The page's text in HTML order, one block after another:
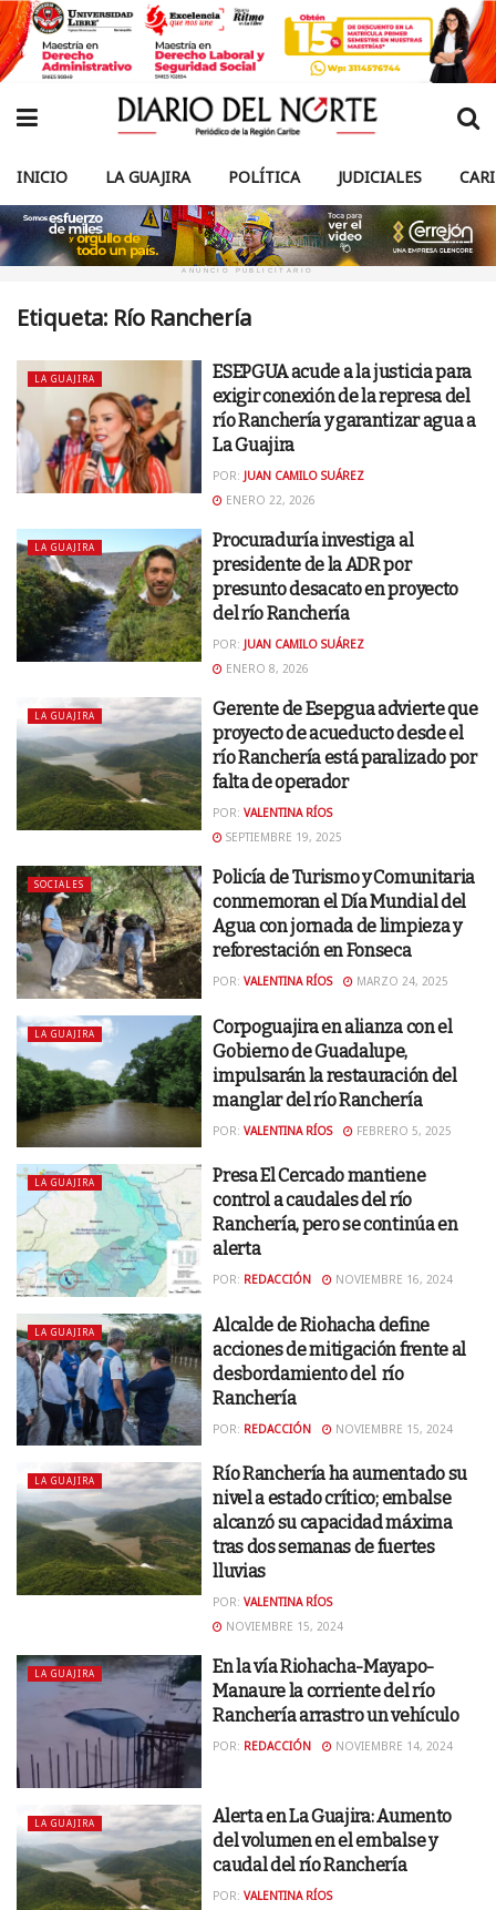
INICIO LA GUAJIRA POLÍTICA JUDICIALES
ANUNCIO PUBLICITARIO
Etiqueta: Río Ranchería
LA GUAJIRA
ESEPGUA acude a la justicia para
exigir conexión de la represa del
río Ranchería y garantizar agua a
La Guajira
POR: JUAN CAMILO SUÁREZ
ENERO 22, 2026
LA GUAJIRA
Procuraduría investiga al
presidente de la ADR por
presunto desacato en proyecto
del río Ranchería
POR: JUAN CAMILO SUÁREZ
ENERO 8, 2026
LA GUAJIRA
Gerente de Esepgua advierte que
proyecto de acueducto desde el
río Ranchería está paralizado por
falta de operador
POR: VALENTINA RÍOS
SEPTIEMBRE 19, 2025
SOCIALES
Policía de Turismo y Comunitaria
conmemoran el Día Mundial del
Agua con jornada de limpieza y
reforestación en Fonseca
POR: VALENTINA RÍOS MARZO 24, 2025
LA GUAJIRA
Corpoguajira en alianza con el
Gobierno de Guadalupe,
impulsarán la restauración del
manglar del río Ranchería
POR: VALENTINA RÍOS FEBRERO 5, 2025
LA GUAJIRA
Presa El Cercado mantiene
control a caudales del río
Ranchería, pero se continúa en
alerta
POR: REDACCIÓN NOVIEMBRE 16, 2024
LA GUAJIRA
Alcalde de Riohacha define
acciones de mitigación frente al
desbordamiento del río
Ranchería
POR: REDACCIÓN NOVIEMBRE 15, 2024
LA GUAJIRA
Río Ranchería ha aumentado su
nivel a estado crítico; embalse
alcanzó su capacidad máxima
tras dos semanas de fuertes
lluvias
POR: VALENTINA RÍOS
NOVIEMBRE 15, 2024
LA GUAJIRA
En la vía Riohacha-Mayapo-
Manaure la corriente del río
Ranchería arrastro un vehículo
POR: REDACCIÓN NOVIEMBRE 14, 2024
LA GUAJIRA
Alerta en La Guajira: Aumento
del volumen en el embalse y
caudal del río Ranchería
POR: VALENTINA RÍOS